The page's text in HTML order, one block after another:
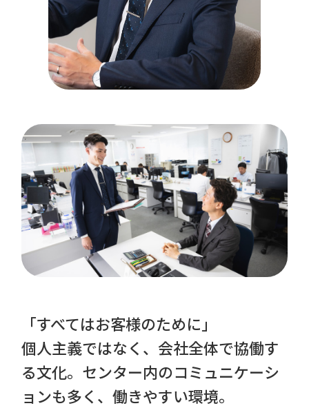
「すべてはお客様のために」
個人主義ではなく、会社全体で協働す
る文化。 センター内のコミュニケーシ
ョンも多く、働きやすい環境。